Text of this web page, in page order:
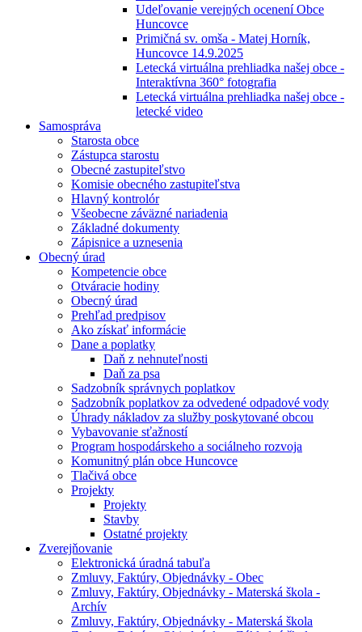
Udeľovanie verejných ocenení Obce
Huncovce
Primičná sv. omša - Matej Horník,
Huncovce 14.9.2025
Letecká virtuálna prehliadka našej obce -
Interaktívna 360° fotografia
Letecká virtuálna prehliadka našej obce -
letecké video
Samospráva
Starosta obce
Zástupca starostu
Obecné zastupiteľstvo
Komisie obecného zastupiteľstva
Hlavný kontrolór
Všeobecne záväzné nariadenia
Základné dokumenty
Zápisnice a uznesenia
Obecný úrad
Kompetencie obce
Otváracie hodiny
Obecný úrad
Prehľad predpisov
Ako získať informácie
Dane a poplatky
Daň z nehnuteľnosti
Daň za psa
Sadzobník správnych poplatkov
Sadzobník poplatkov za odvedené odpadové vody
Úhrady nákladov za služby poskytované obcou
Vybavovanie sťažností
Program hospodárskeho a sociálneho rozvoja
Komunitný plán obce Huncovce
Tlačivá obce
Projekty
Projekty
Stavby
Ostatné projekty
Zverejňovanie
Elektronická úradná tabuľa
Zmluvy, Faktúry, Objednávky - Obec
Zmluvy, Faktúry, Objednávky - Materská škola -
Archív
Zmluvy, Faktúry, Objednávky - Materská škola